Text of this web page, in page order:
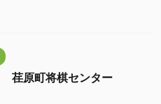
原町将棋センター